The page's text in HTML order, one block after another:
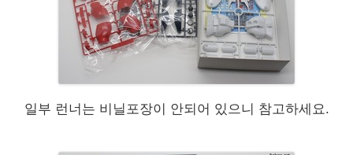
일부 런너는 비닐포장이 안되어 있으니 참고하세요.